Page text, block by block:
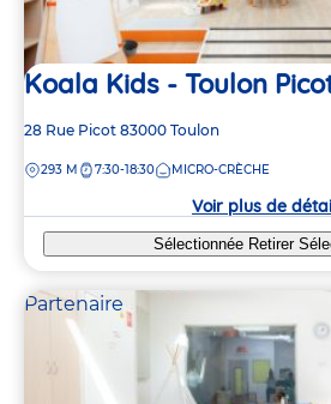
Koala Kids - Toulon
Adresse
la
28 Rue Picot 83000 Toulon
DISTANCE
293 M 7:30-18:30 MICRO-CRÈCHE
Voir plus de
Sélectionnée Retirer
Partenaire